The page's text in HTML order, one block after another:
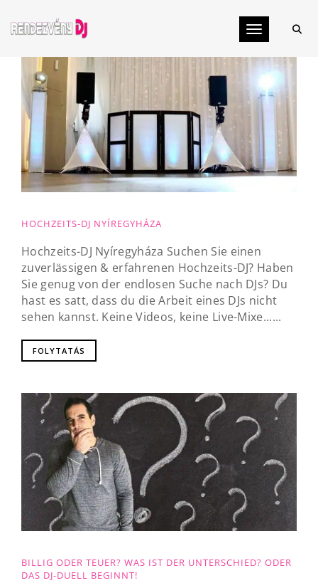
Toggle
HOCHZEITS-DJ NYÍREGYHÁZA
Hochzeits-DJ Nyíregyháza Suchen Sie einen
zuverlässigen & erfahrenen Hochzeits-DJ? Haben
Sie genug von der endlosen Suche nach DJs? Du
hast es satt, dass du die Arbeit eines DJs nicht
sehen kannst. Keine Videos, keine Live-Mixe......
FOLYTATÁS
BILLIG ODER TEUER? WAS IST DER UNTERSCHIED? ODER
DAS DJ-DUELL BEGINNT!